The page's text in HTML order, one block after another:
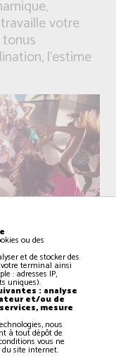
votre
l’estime
Théophile
ou des
et de stocker des
terminal ainsi
: adresses IP,
uniques).
: analyse
et/ou de
mesure
nous
à tout dépôt de
vous ne
site internet.